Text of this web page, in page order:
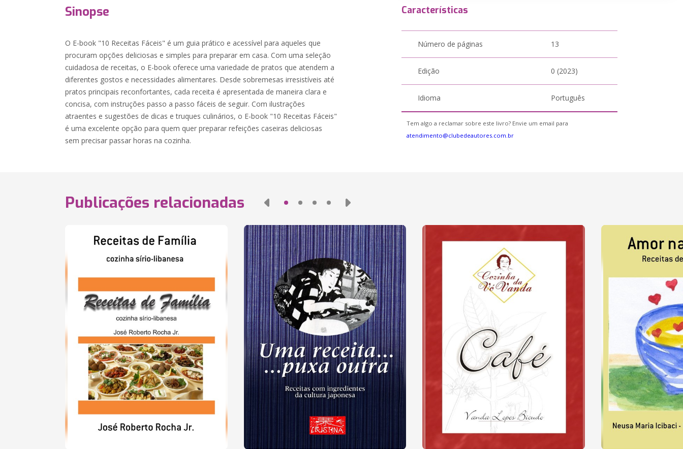
Sinopse
O E-book "10 Receitas Fáceis" é um guia prático e acessível para aqueles que
procuram opções deliciosas e simples para preparar em casa. Com uma seleção
cuidadosa de receitas, o E-book oferece uma variedade de pratos que atendem a
diferentes gostos e necessidades alimentares. Desde sobremesas irresistíveis até
pratos principais reconfortantes, cada receita é apresentada de maneira clara e
concisa, com instruções passo a passo fáceis de seguir. Com ilustrações
atraentes e sugestões de dicas e truques culinários, o E-book "10 Receitas Fáceis"
é uma excelente opção para quem quer preparar refeições caseiras deliciosas
sem precisar passar horas na cozinha.
Características
Número de páginas 13
Edição 0 (2023)
Idioma Português
Tem algo a reclamar sobre este livro? Envie um email para
atendimento@clubedeautores.com.br
Publicações relacionadas